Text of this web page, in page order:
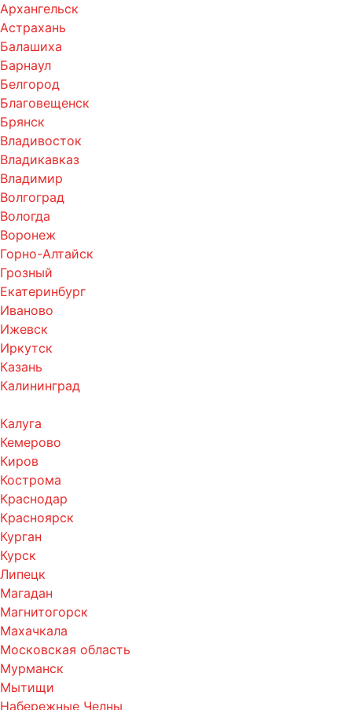
Архангельск
Астрахань
Балашиха
Барнаул
Белгород
Благовещенск
Брянск
Владивосток
Владикавказ
Владимир
Волгоград
Вологда
Воронеж
Горно-Алтайск
Грозный
Екатеринбург
Иваново
Ижевск
Иркутск
Казань
Калининград
Калуга
Кемерово
Киров
Кострома
Краснодар
Красноярск
Курган
Курск
Липецк
Магадан
Магнитогорск
Махачкала
Московская область
Мурманск
Мытищи
Набережные Челны